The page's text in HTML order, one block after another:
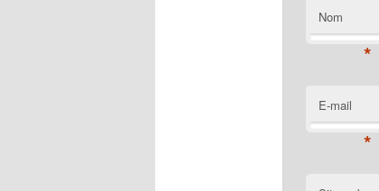
Nom
*
E-mail
*